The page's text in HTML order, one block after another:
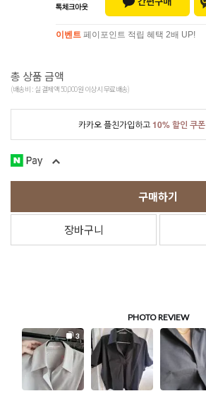
이벤트 페이포인트 적립 혜택 2배 UP!
총 상품 금액
(배송비 : 실 결제액 50,000원 이상시 무료배송)
카카오 플친가입하고10% 할인 쿠폰
구매하기
장바구니